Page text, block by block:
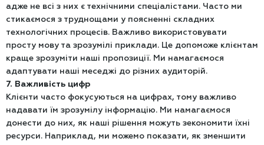
адже не всі з них є технічними спеціалістами. Часто ми
стикаємося з труднощами у поясненні складних
технологічних процесів. Важливо використовувати
просту мову та зрозумілі приклади. Це допоможе клієнтам
краще зрозуміти наші пропозиції. Ми намагаємося
адаптувати наші меседжі до різних аудиторій.
7. Важливість цифр
Клієнти часто фокусуються на цифрах, тому важливо
надавати їм зрозумілу інформацію. Ми намагаємося
донести до них, як наші рішення можуть зекономити їхні
ресурси. Наприклад, ми можемо показати, як зменшити